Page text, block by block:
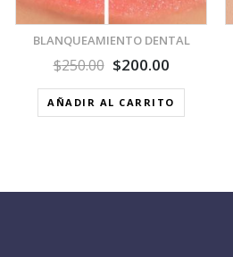
BLANQUEAMIENTO DENTAL
$250.00 $200.00
AÑADIR AL CARRITO